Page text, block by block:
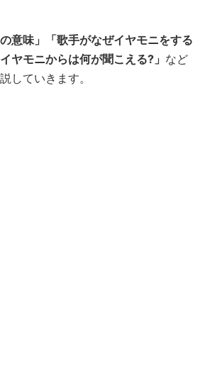
の意味」「歌手がなぜイヤモニをする
ヤモニからは何が聞こえる?」 など
していきます。